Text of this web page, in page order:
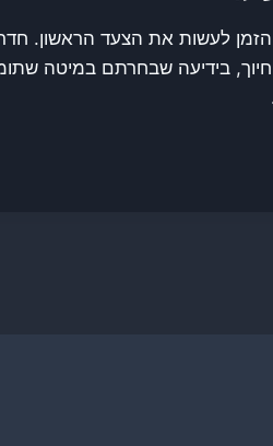
הזמן לעשות את הצעד הראשון.
בידיעה שבחרתם במיטה